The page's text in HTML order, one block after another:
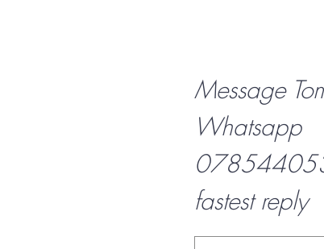
Message
Whatsapp
fastest reply